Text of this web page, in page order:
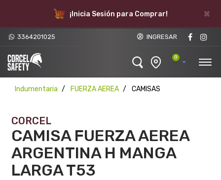
×
¡Inicia Sesión para Comprar!
3364201025 INGRESAR
0
Indumentaria FUERZA AEREA CAMISAS
CORCEL
CAMISA FUERZA AEREA
ARGENTINA H MANGA
LARGA T53